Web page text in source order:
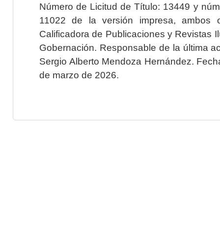
Número de Licitud de Título: 13449 y
11022 de la versión impresa, ambos
Calificadora de Publicaciones y Revistas
Gobernación. Responsable de la última
Sergio Alberto Mendoza Hernández.
de marzo de 2026.